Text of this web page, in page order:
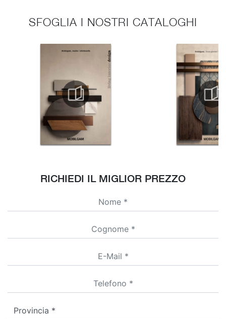
SFOGLIA I NOSTRI CATALOGHI
RICHIEDI IL MIGLIOR PREZZO